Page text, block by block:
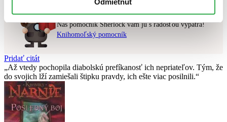
Odmietnuť
Chcete poradiť knihu?
Náš pomocník Sherlock vám ju s radosťou vypátra!
Knihomoľský pomocník
Pridať citát
Až vtedy pochopila diabolskú prefíkanosť ich nepriateľov. Tým, že
do svojich lží zamiešali štipku pravdy, ich ešte viac posilnili.